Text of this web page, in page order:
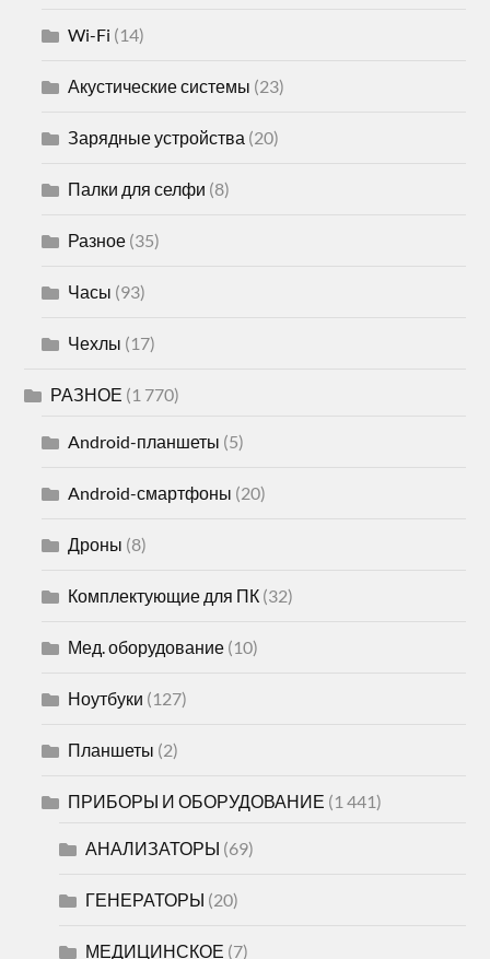
Wi-Fi (14)
Акустические системы (23)
Зарядные устройства (20)
Палки для селфи (8)
Разное (35)
Часы (93)
Чехлы (17)
РАЗНОЕ (1 770)
Android-планшеты (5)
Android-смартфоны (20)
Дроны (8)
Комплектующие для ПК (32)
Мед. оборудование (10)
Ноутбуки (127)
Планшеты (2)
ПРИБОРЫ И ОБОРУДОВАНИЕ (1 441)
АНАЛИЗАТОРЫ (69)
ГЕНЕРАТОРЫ (20)
МЕДИЦИНСКОЕ (7)